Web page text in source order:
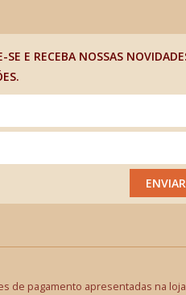
SE E RECEBA NOSSAS
ENVIAR
de pagamento apresentadas na